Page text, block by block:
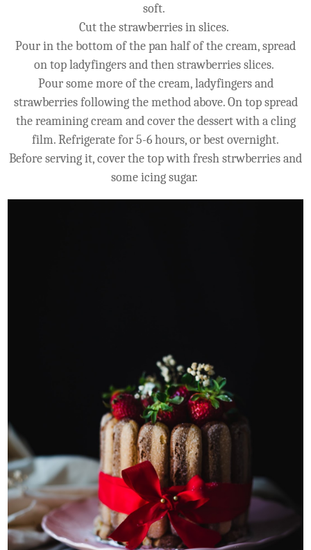
soft.
Cut the strawberries in slices.
Pour in the bottom of the pan half of the cream, spread
on top ladyfingers and then strawberries slices.
Pour some more of the cream, ladyfingers and
strawberries following the method above. On top spread
the reamining cream and cover the dessert with a cling
film. Refrigerate for 5-6 hours, or best overnight.
Before serving it, cover the top with fresh strwberries and
some icing sugar.